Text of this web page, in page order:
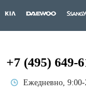
+7 (495) 649-
Ежедневно, 9:00-